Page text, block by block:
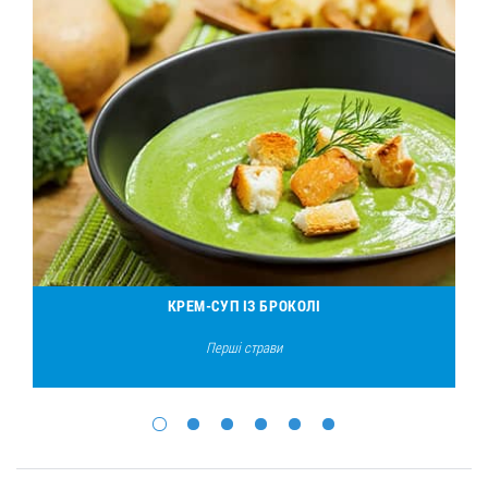
КРЕМ-СУП ІЗ БРОКОЛІ
Перші страви